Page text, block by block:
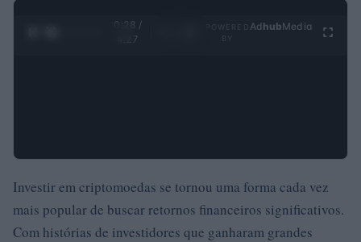
0:29 /
4:27
Ad hubMedia
Investir em criptomoedas se tornou uma forma cada vez
mais popular de buscar retornos financeiros significativos.
Com histórias de investidores que ganharam grandes